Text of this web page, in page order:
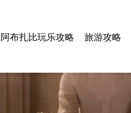
阿布扎比玩乐攻略 旅游攻略